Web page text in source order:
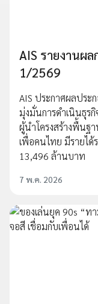
AIS รายงานผ
1/2569
AIS ประกาศผลประ
มุ่งมั่นการดำเนินธุร
ผู้นำโครงสร้างพื้นฐ
เพื่อคนไทย มีรายไ
13,496 ล้านบาท
7 พ.ค. 2026